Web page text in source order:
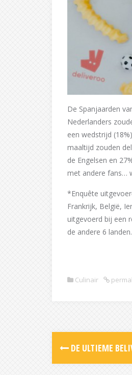
De Spanjaarden
Nederlanders
een wedstrijd
maaltijd zouden
de Engelsen en
met andere fans…
*Enquête
Frankrijk, België,
uitgevoerd bij een
de andere 6 landen.
Culinair
Post
navigation
DE ULTIEME